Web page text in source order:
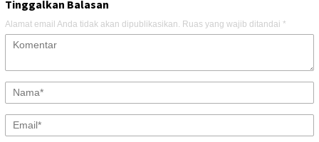
Tinggalkan Balasan
Alamat email Anda tidak akan dipublikasikan. Ruas yang wajib ditandai *